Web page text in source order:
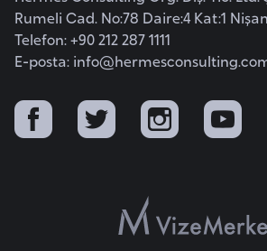
Rumeli Cad. No:78 Daire:4 Kat:1
Telefon: +90 212 287 1111
E-posta:
i
n
D
a
n